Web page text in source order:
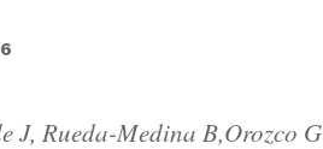
J, Rueda-Medina B,Orozco G